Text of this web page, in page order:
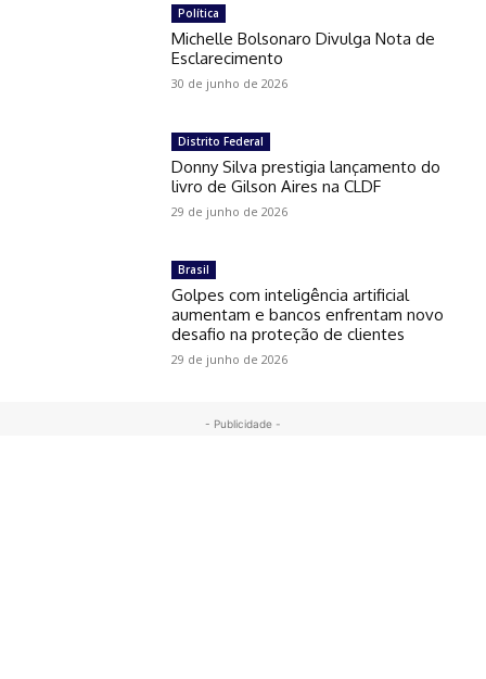
Política
Michelle Bolsonaro Divulga Nota de
Esclarecimento
30 de junho de 2026
Distrito Federal
Donny Silva prestigia lançamento do
livro de Gilson Aires na CLDF
29 de junho de 2026
Brasil
Golpes com inteligência artificial
aumentam e bancos enfrentam novo
desafio na proteção de clientes
29 de junho de 2026
- Publicidade -